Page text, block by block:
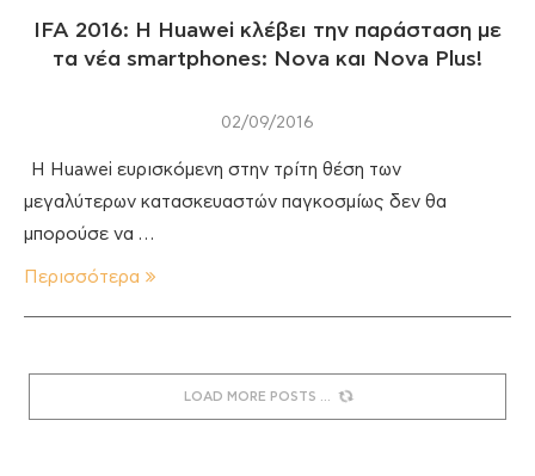
IFA 2016: H Huawei κλέβει την παράσταση με
τα νέα smartphones: Nova και Nova Plus!
02/09/2016
Η Huawei ευρισκόμενη στην τρίτη θέση των
μεγαλύτερων κατασκευαστών παγκοσμίως δεν θα
μπορούσε να …
Περισσότερα
LOAD MORE POSTS